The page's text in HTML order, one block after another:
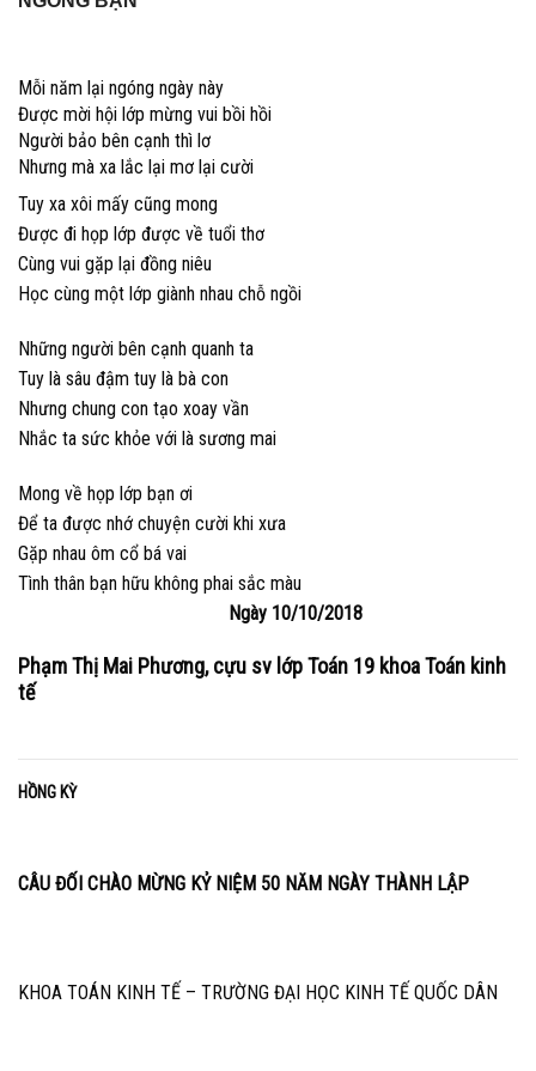
Mỗi năm lại ngóng ngày này
Được mời hội lớp mừng vui bồi hồi
Người bảo bên cạnh thì lơ
Nhưng mà xa lắc lại mơ lại cười
Tuy xa xôi mấy cũng mong
Được đi họp lớp được về tuổi thơ
Cùng vui gặp lại đồng niêu
Học cùng một lớp giành nhau chỗ ngồi
Những người bên cạnh quanh ta
Tuy là sâu đậm tuy là bà con
Nhưng chung con tạo xoay vần
Nhắc ta sức khỏe với là sương mai
Mong về họp lớp bạn ơi
Để ta được nhớ chuyện cười khi xưa
Gặp nhau ôm cổ bá vai
Tình thân bạn hữu không phai sắc màu
Ngày 10/10/2018
Phạm Thị Mai Phương, cựu sv lớp Toán 19 khoa Toán kinh
tế
HỒNG KỲ
CÂU ĐỐI CHÀO MỪNG KỶ NIỆM 50 NĂM NGÀY THÀNH LẬP
KHOA TOÁN KINH TẾ – TRƯỜNG ĐẠI HỌC KINH TẾ QUỐC DÂN